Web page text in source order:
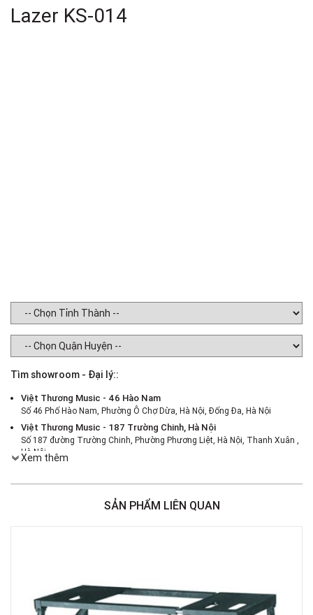
Lazer KS-014
Tìm showroom - Đại lý::
Việt Thương Music - 46 Hào Nam
Số 46 Phố Hào Nam, Phường Ô Chợ Dừa, Hà Nội, Đống Đa, Hà Nội
Việt Thương Music - 187 Trường Chinh, Hà Nội
Số 187 đường Trường Chinh, Phường Phương Liệt, Hà Nội, Thanh Xuân ,
Hà Nội
Việt Thương Music - 369 Điện Biên Phủ
Phường Tân Mỹ, TPHCM, Quận 7, Hồ Chí Minh
Việt Thương Music - 49E Phan Đăng Lưu
Xem thêm
SẢN PHẨM LIÊN QUAN